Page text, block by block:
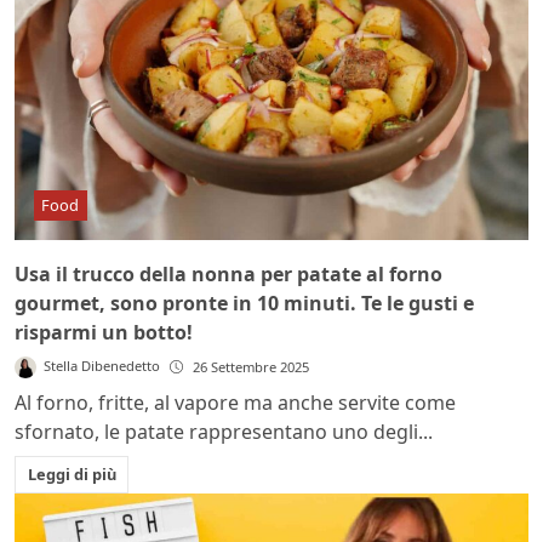
Food
Usa il trucco della nonna per patate al forno
gourmet, sono pronte in 10 minuti. Te le gusti e
risparmi un botto!
Stella Dibenedetto 26 Settembre 2025
Al forno, fritte, al vapore ma anche servite come
sfornato, le patate rappresentano uno degli...
Leggi di più